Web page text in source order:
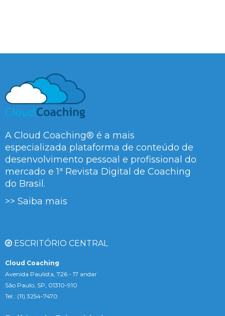
A Cloud Coaching® é a mais
especializada plataforma de conteúdo de
desenvolvimento pessoal e profissional do
mercado e 1ª Revista Digital de Coaching
do Brasil.
>> Saiba mais
ESCRITÓRIO CENTRAL
Cloud Coaching
Avenida Paulista, 726 - 17 andar
São Paulo, SP, 01310-910
Tel.: (11) 3254-7470